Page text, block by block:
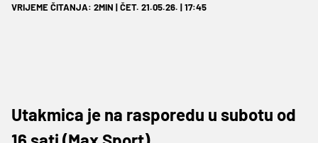
VRIJEME ČITANJA: 2MIN | ČET. 21.05.26. | 17:45
Utakmica je na rasporedu u subotu od